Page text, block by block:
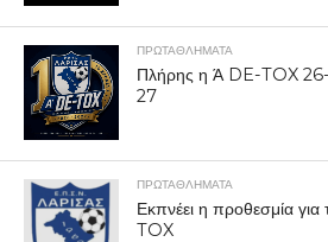
ΠΡΩΤΑΘΛΉΜΑΤΑ
Πλήρης η Ά DE-TOX 26-
27
ΠΡΩΤΑΘΛΉΜΑΤΑ
Εκπνέει η προθεσμία για
TOX